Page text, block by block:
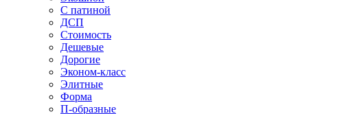
С патиной
ДСП
Стоимость
Дешевые
Дорогие
Эконом-класс
Элитные
Форма
П-образные